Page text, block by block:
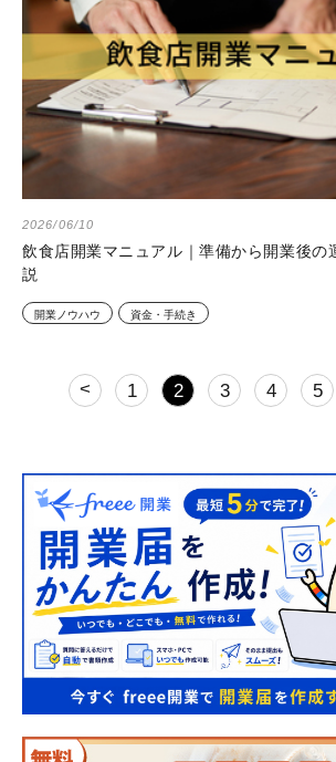
2026/06/10
飲食店開業マニュアル｜準備から開業後の
説
開業ノウハウ 資金・手続き
< 1 2 3 4 5